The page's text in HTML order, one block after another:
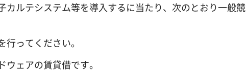
ルテシステム等を導入するに当たり、次のとおり一般競
ってください。
ェアの賃貸借です。